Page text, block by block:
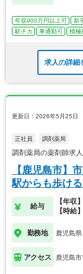
年収900万円以上可 新
駅チカ
車通勤可 積極
求人の詳細
更新日：2026年5月25日
正社員 調剤薬局
調剤薬局の薬剤師求
【鹿児島市】
駅からも歩け
給与
【年収
【時給
勤務地 鹿児島
アクセス 鹿児島